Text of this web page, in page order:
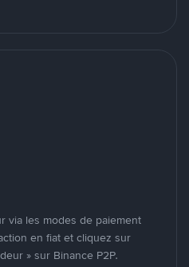
via les modes de paiement
en fiat et cliquez sur
» sur Binance P2P.